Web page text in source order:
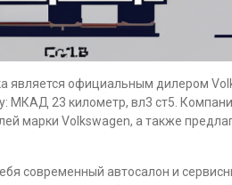
является официальным дилером
МКАД 23 километр, вл3 ст5.
марки Volkswagen, а также
современный автосалон и